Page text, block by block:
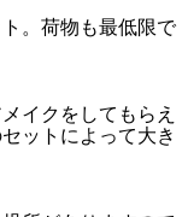
。荷物も最低限で
イクをしてもらえ
ットによって大き